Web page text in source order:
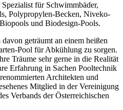
für Schwimmbäder,
Polypropylen-Becken, Niveko-
und Biodesign-Pools.
geträumt an einem heißen
Pool für Abkühlung zu sorgen.
Träume sehr gerne in die Realität
Erfahrung in Sachen Pooltechnik
Architekten und
Mitglied in der Vereinigung
Verbands der Österreichischen